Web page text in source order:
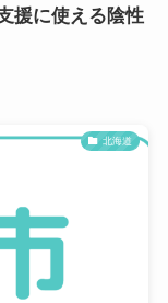
援に使える陰性
北海道